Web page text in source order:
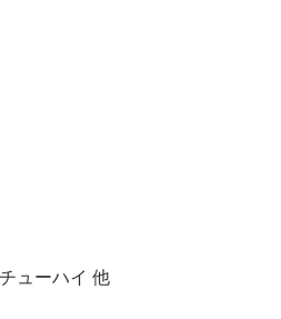
ューハイ 他